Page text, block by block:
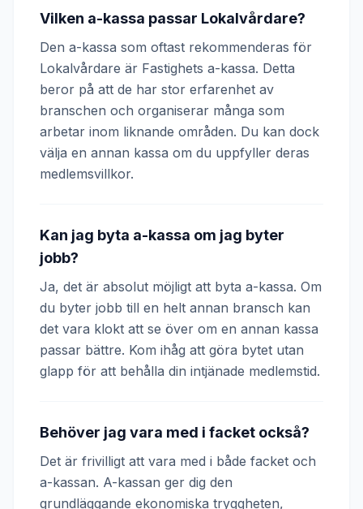
Vilken a-kassa passar Lokalvårdare?
Den a-kassa som oftast rekommenderas för
Lokalvårdare är Fastighets a-kassa. Detta
beror på att de har stor erfarenhet av
branschen och organiserar många som
arbetar inom liknande områden. Du kan dock
välja en annan kassa om du uppfyller deras
medlemsvillkor.
Kan jag byta a-kassa om jag byter
jobb?
Ja, det är absolut möjligt att byta a-kassa. Om
du byter jobb till en helt annan bransch kan
det vara klokt att se över om en annan kassa
passar bättre. Kom ihåg att göra bytet utan
glapp för att behålla din intjänade medlemstid.
Behöver jag vara med i facket också?
Det är frivilligt att vara med i både facket och
a-kassan. A-kassan ger dig den
grundläggande ekonomiska tryggheten,